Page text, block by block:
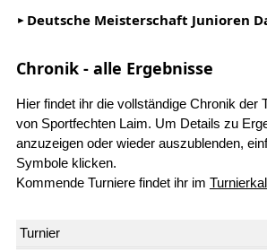
Deutsche Meisterschaft Junioren
Chronik - alle Ergebnisse
Hier findet ihr die vollständige Chronik der
von Sportfechten Laim. Um Details zu
anzuzeigen oder wieder auszublenden,
Symbole klicken.
Kommende Turniere findet ihr im